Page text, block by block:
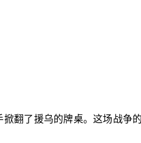
翻了援乌的牌桌。这场战争